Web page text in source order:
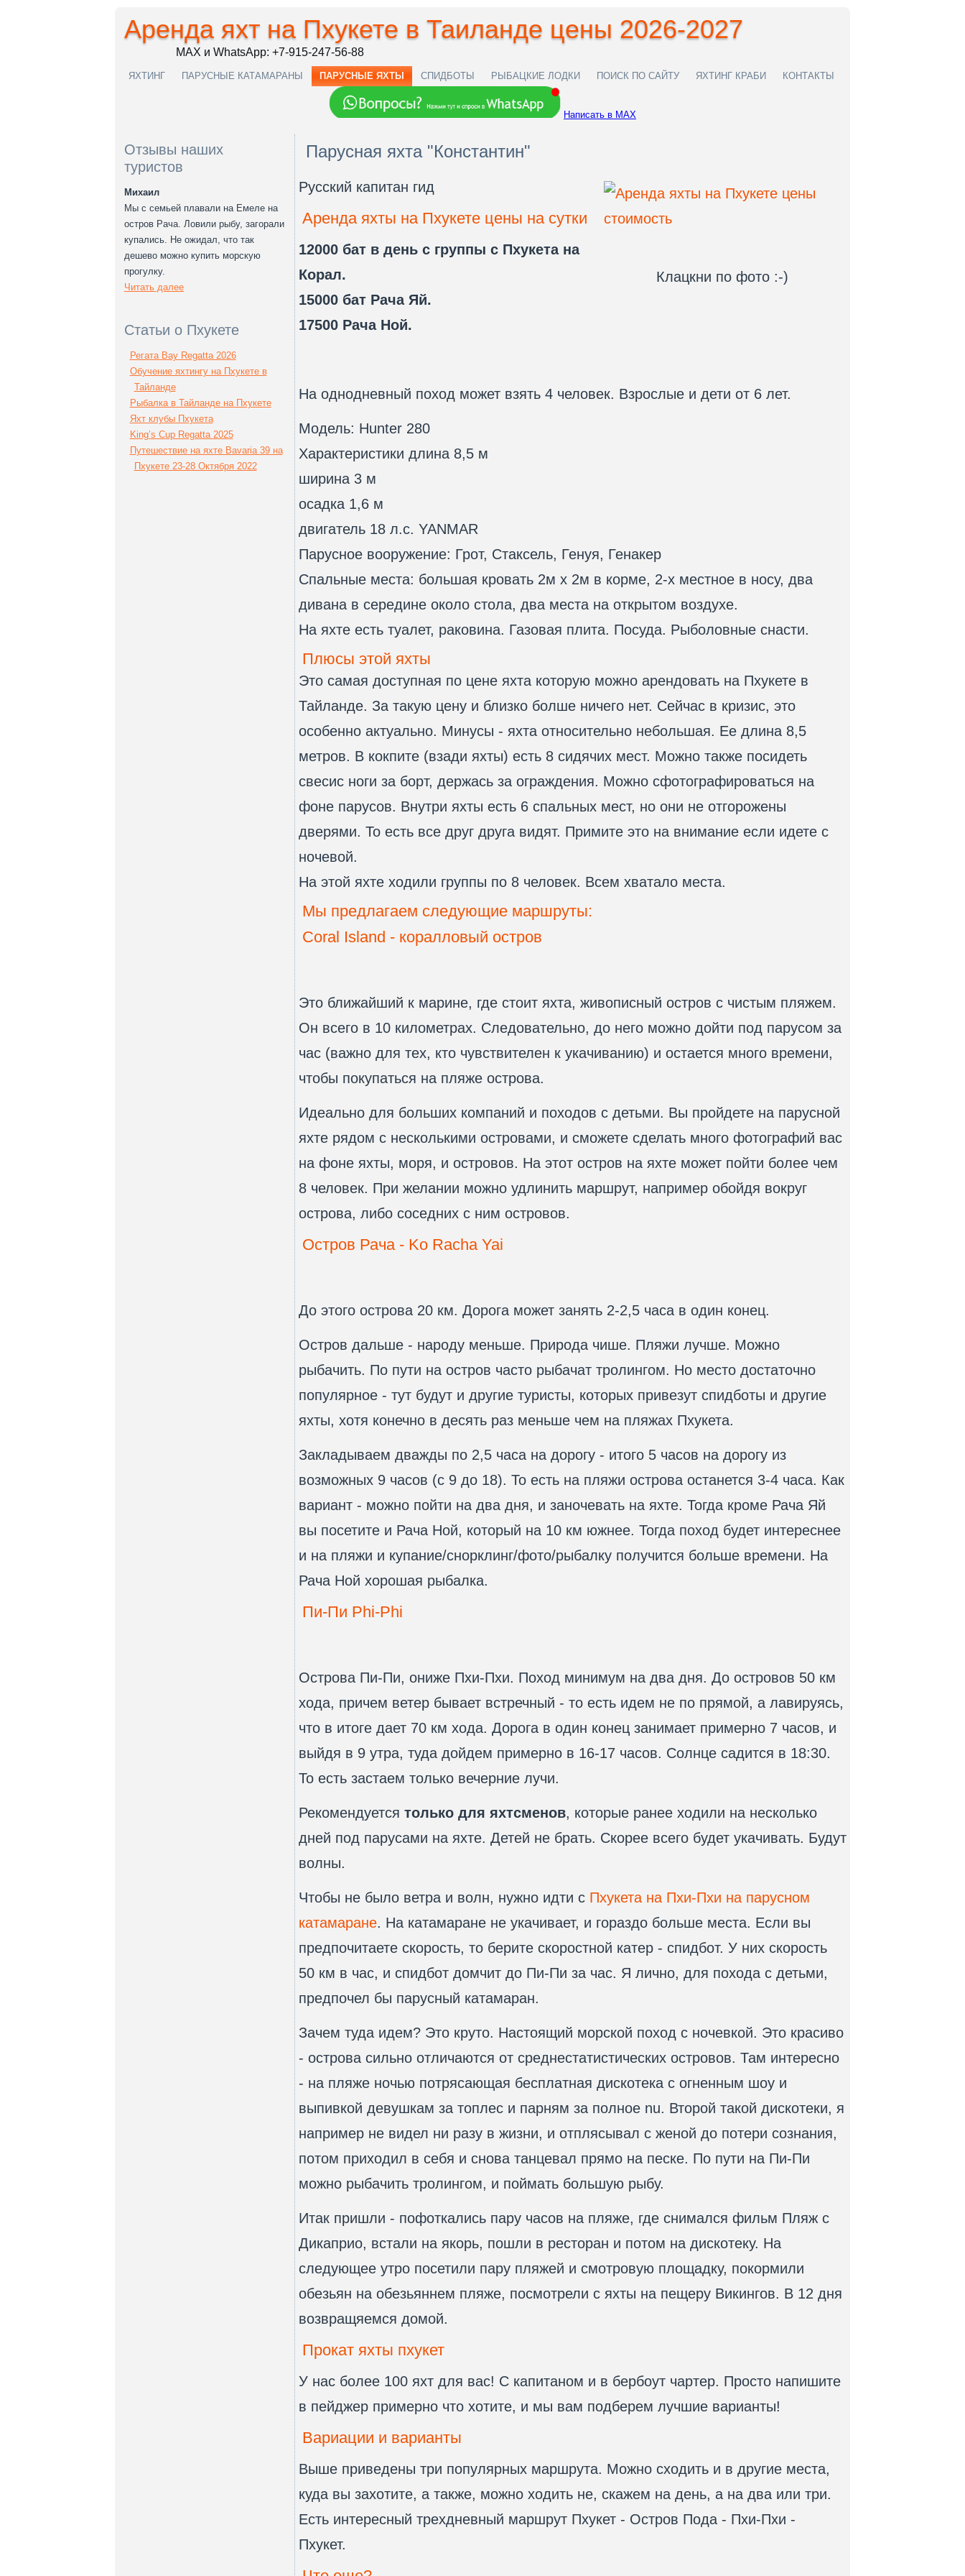
Аренда яхт на Пхукете в Таиланде цены 2026-2027
MAX и WhatsApp: +7-915-247-56-88
ЯХТИНГ ПАРУСНЫЕ КАТАМАРАНЫ ПАРУСНЫЕ ЯХТЫ СПИДБОТЫ РЫБАЦКИЕ ЛОДКИ ПОИСК ПО САЙТУ ЯХТИНГ КРАБИ КОНТАКТЫ
Написать в MAX
Отзывы наших
туристов
Михаил
Мы с семьей плавали на Емеле на
остров Рача. Ловили рыбу, загорали
купались. Не ожидал, что так
дешево можно купить морскую
прогулку.
Читать далее
Статьи о Пхукете
Регата Bay Regatta 2026
Обучение яхтингу на Пхукете в
Тайланде
Рыбалка в Тайланде на Пхукете
Яхт клубы Пхукета
King’s Cup Regatta 2025
Путешествие на яхте Bavaria 39 на
Пхукете 23-28 Октября 2022
Парусная яхта "Константин"
Клацкни по фото :-)
Русский капитан гид
Аренда яхты на Пхукете цены на сутки
12000 бат в день с группы с Пхукета на
Корал.
15000 бат Рача Яй.
17500 Рача Ной.
На однодневный поход может взять 4 человек. Взрослые и дети от 6 лет.
Модель: Hunter 280
Характеристики длина 8,5 м
ширина 3 м
осадка 1,6 м
двигатель 18 л.с. YANMAR
Парусное вооружение: Грот, Стаксель, Генуя, Генакер
Спальные места: большая кровать 2м х 2м в корме, 2-х местное в носу, два
дивана в середине около стола, два места на открытом воздухе.
На яхте есть туалет, раковина. Газовая плита. Посуда. Рыболовные снасти.
Плюсы этой яхты
Это самая доступная по цене яхта которую можно арендовать на Пхукете в
Тайланде. За такую цену и близко болше ничего нет. Сейчас в кризис, это
особенно актуально. Минусы - яхта относительно небольшая. Ее длина 8,5
метров. В кокпите (взади яхты) есть 8 сидячих мест. Можно также посидеть
свесис ноги за борт, держась за ограждения. Можно сфотографироваться на
фоне парусов. Внутри яхты есть 6 спальных мест, но они не отгорожены
дверями. То есть все друг друга видят. Примите это на внимание если идете с
ночевой.
На этой яхте ходили группы по 8 человек. Всем хватало места.
Мы предлагаем следующие маршруты:
Coral Island - коралловый остров
Это ближайший к марине, где стоит яхта, живописный остров с чистым пляжем.
Он всего в 10 километрах. Следовательно, до него можно дойти под парусом за
час (важно для тех, кто чувствителен к укачиванию) и остается много времени,
чтобы покупаться на пляже острова.
Идеально для больших компаний и походов с детьми. Вы пройдете на парусной
яхте рядом с несколькими островами, и сможете сделать много фотографий вас
на фоне яхты, моря, и островов. На этот остров на яхте может пойти более чем
8 человек. При желании можно удлинить маршрут, например обойдя вокруг
острова, либо соседних с ним островов.
Остров Рача - Ko Racha Yai
До этого острова 20 км. Дорога может занять 2-2,5 часа в один конец.
Остров дальше - народу меньше. Природа чише. Пляжи лучше. Можно
рыбачить. По пути на остров часто рыбачат тролингом. Но место достаточно
популярное - тут будут и другие туристы, которых привезут спидботы и другие
яхты, хотя конечно в десять раз меньше чем на пляжах Пхукета.
Закладываем дважды по 2,5 часа на дорогу - итого 5 часов на дорогу из
возможных 9 часов (с 9 до 18). То есть на пляжи острова останется 3-4 часа. Как
вариант - можно пойти на два дня, и заночевать на яхте. Тогда кроме Рача Яй
вы посетите и Рача Ной, который на 10 км южнее. Тогда поход будет интереснее
и на пляжи и купание/снорклинг/фото/рыбалку получится больше времени. На
Рача Ной хорошая рыбалка.
Пи-Пи Phi-Phi
Острова Пи-Пи, ониже Пхи-Пхи. Поход минимум на два дня. До островов 50 км
хода, причем ветер бывает встречный - то есть идем не по прямой, а лавируясь,
что в итоге дает 70 км хода. Дорога в один конец занимает примерно 7 часов, и
выйдя в 9 утра, туда дойдем примерно в 16-17 часов. Солнце садится в 18:30.
То есть застаем только вечерние лучи.
Рекомендуется только для яхтсменов, которые ранее ходили на несколько
дней под парусами на яхте. Детей не брать. Скорее всего будет укачивать. Будут
волны.
Чтобы не было ветра и волн, нужно идти с Пхукета на Пхи-Пхи на парусном
катамаране. На катамаране не укачивает, и гораздо больше места. Если вы
предпочитаете скорость, то берите скоростной катер - спидбот. У них скорость
50 км в час, и спидбот домчит до Пи-Пи за час. Я лично, для похода с детьми,
предпочел бы парусный катамаран.
Зачем туда идем? Это круто. Настоящий морской поход с ночевкой. Это красиво
- острова сильно отличаются от среднестатистических островов. Там интересно
- на пляже ночью потрясающая бесплатная дискотека с огненным шоу и
выпивкой девушкам за топлес и парням за полное nu. Второй такой дискотеки, я
например не видел ни разу в жизни, и отплясывал с женой до потери сознания,
потом приходил в себя и снова танцевал прямо на песке. По пути на Пи-Пи
можно рыбачить тролингом, и поймать большую рыбу.
Итак пришли - пофоткались пару часов на пляже, где снимался фильм Пляж с
Дикаприо, встали на якорь, пошли в ресторан и потом на дискотеку. На
следующее утро посетили пару пляжей и смотровую площадку, покормили
обезьян на обезьяннем пляже, посмотрели с яхты на пещеру Викингов. В 12 дня
возвращяемся домой.
Прокат яхты пхукет
У нас более 100 яхт для вас! С капитаном и в бербоут чартер. Просто напишите
в пейджер примерно что хотите, и мы вам подберем лучшие варианты!
Вариации и варианты
Выше приведены три популярных маршрута. Можно сходить и в другие места,
куда вы захотите, а также, можно ходить не, скажем на день, а на два или три.
Есть интересный трехдневный маршрут Пхукет - Остров Пода - Пхи-Пхи -
Пхукет.